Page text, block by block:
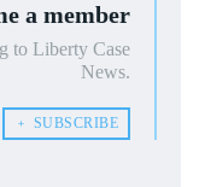
a member
to Liberty Case
News.
﹢ SUBSCRIBE